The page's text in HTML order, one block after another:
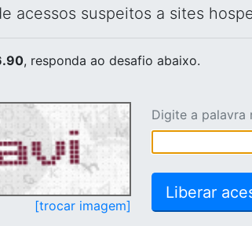
acessos suspeitos a sites
, responda ao desafio abaixo.
[trocar imagem]
Digite a palavra